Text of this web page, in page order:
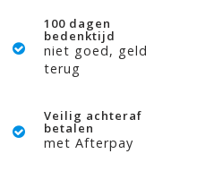
100 dagen
bedenktijd
niet goed, geld
terug
Veilig achteraf
betalen
met Afterpay